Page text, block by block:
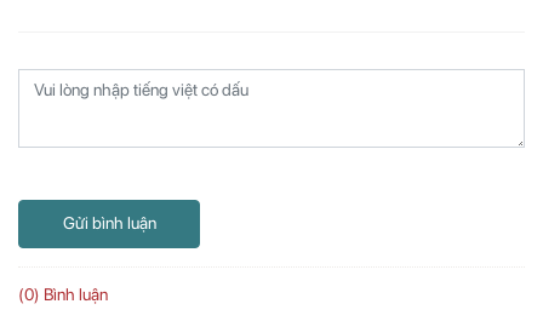
Gửi bình luận
(0) Bình luận